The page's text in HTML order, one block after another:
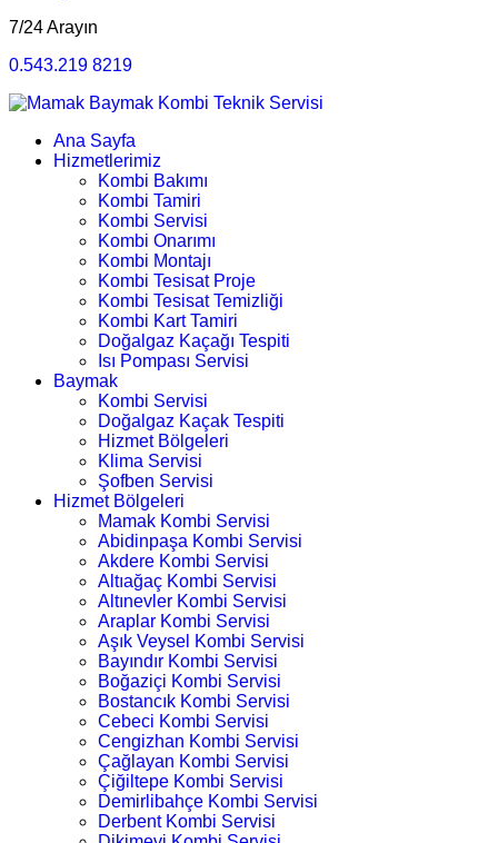
7/24 Arayın
0.543.219 8219
Ana Sayfa
Hizmetlerimiz
Kombi Bakımı
Kombi Tamiri
Kombi Servisi
Kombi Onarımı
Kombi Montajı
Kombi Tesisat Proje
Kombi Tesisat Temizliği
Kombi Kart Tamiri
Doğalgaz Kaçağı Tespiti
Isı Pompası Servisi
Baymak
Kombi Servisi
Doğalgaz Kaçak Tespiti
Hizmet Bölgeleri
Klima Servisi
Şofben Servisi
Hizmet Bölgeleri
Mamak Kombi Servisi
Abidinpaşa Kombi Servisi
Akdere Kombi Servisi
Altıağaç Kombi Servisi
Altınevler Kombi Servisi
Araplar Kombi Servisi
Aşık Veysel Kombi Servisi
Bayındır Kombi Servisi
Boğaziçi Kombi Servisi
Bostancık Kombi Servisi
Cebeci Kombi Servisi
Cengizhan Kombi Servisi
Çağlayan Kombi Servisi
Çiğiltepe Kombi Servisi
Demirlibahçe Kombi Servisi
Derbent Kombi Servisi